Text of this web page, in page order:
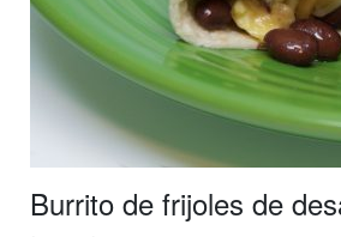
Burrito de frijoles de